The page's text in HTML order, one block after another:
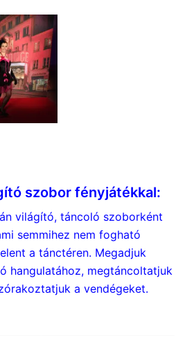
szobor fényjátékkal:
világító, táncoló szoborként
semmihez nem fogható
a tánctéren. Megadjuk
hangulatához, megtáncoltatjuk
a vendégeket.